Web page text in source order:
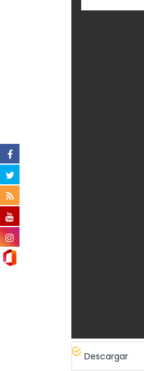
Descargar